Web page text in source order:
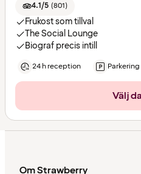
4.1/5 (801)
Frukost som tillval
The Social Lounge
Biograf precis intill
24 h reception Parkering
Välj
Om Strawberry